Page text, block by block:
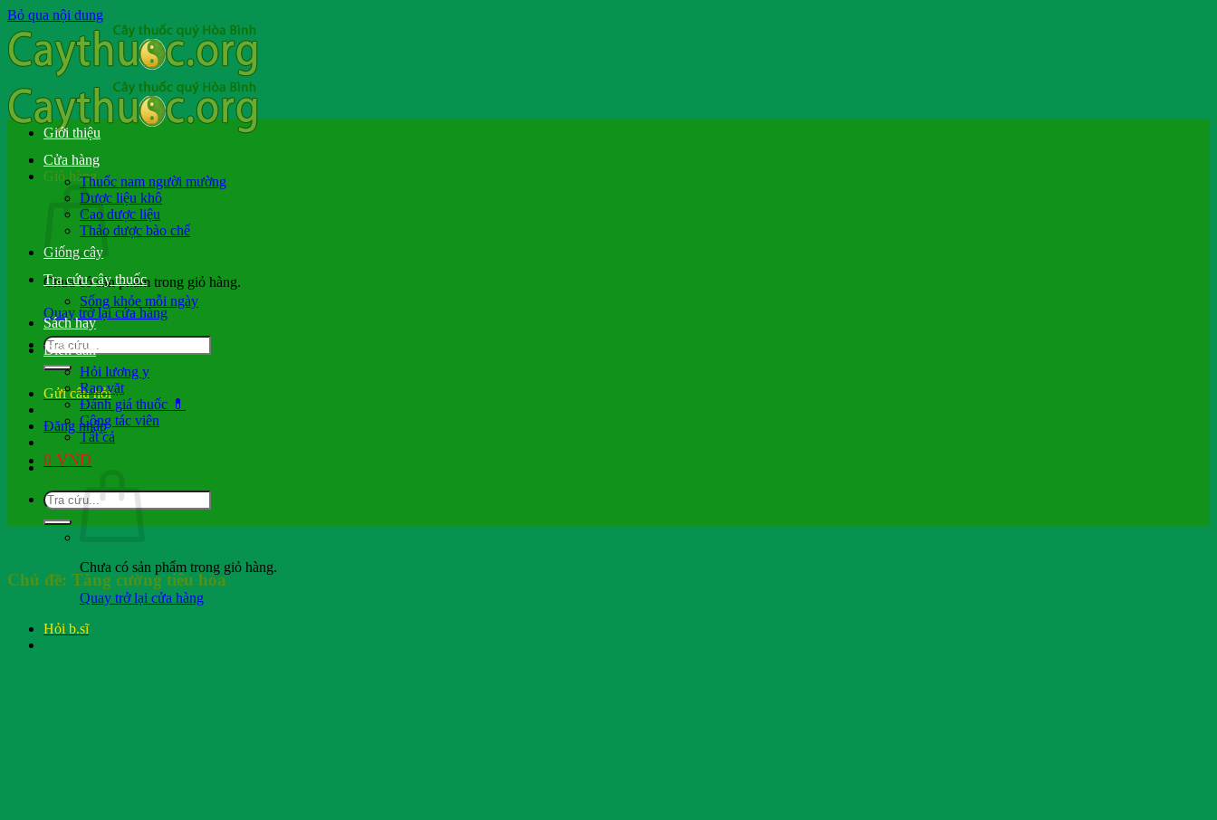
Bỏ qua nội dung
Giỏ hàng
Chưa có sản phẩm trong giỏ hàng.
Quay trở lại cửa hàng
Gửi câu hỏi
Đăng nhập
0 VND
Chưa có sản phẩm trong giỏ hàng.
Quay trở lại cửa hàng
Hỏi b.sĩ
Giới thiệu
Cửa hàng
Thuốc nam người mường
Dược liệu khô
Cao dược liệu
Thảo dược bào chế
Giống cây
Tra cứu cây thuốc
Sống khỏe mỗi ngày
Sách hay
Diễn đàn
Hỏi lương y
Rao vặt
Đánh giá thuốc 💊
Cộng tác viên
Tất cả
Chủ đề: Tăng cường tiêu hóa